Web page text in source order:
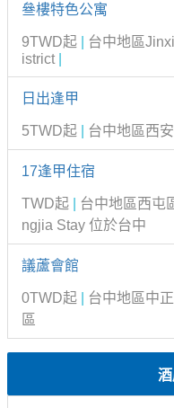
叄樓特色公寓
9TWD起
台中地區
istrict
日出逢甲
5TWD起
台中地區西
17逢甲住宿
TWD起
台中地區西屯
ngjia Stay 位於台中
議蘆會館
0TWD起
台中地區中
區